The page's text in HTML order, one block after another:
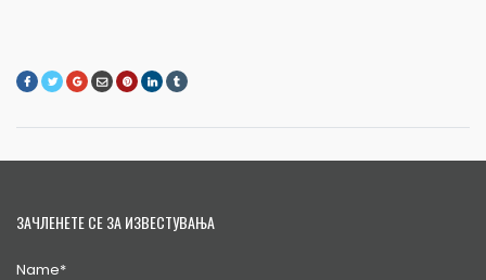
ЗАЧЛЕНЕТЕ СЕ ЗА ИЗВЕСТУВАЊА
Name*